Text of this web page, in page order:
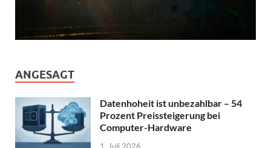
ANGESAGT
Datenhoheit ist unbezahlbar – 54
Prozent Preissteigerung bei
Computer-Hardware